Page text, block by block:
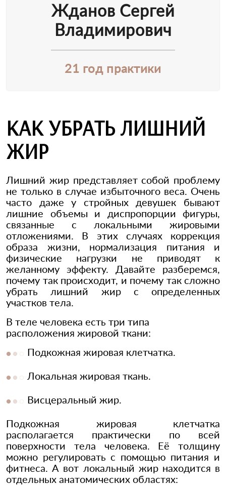
Жданов Сергей
Владимирович
21 год практики
КАК УБРАТЬ ЛИШНИЙ
ЖИР
Лишний жир представляет собой проблему
не только в случае избыточного веса. Очень
часто даже у стройных девушек бывают
лишние объемы и диспропорции фигуры,
связанные с локальными жировыми
отложениями. В этих случаях коррекция
образа жизни, нормализация питания и
физические нагрузки не приводят к
желанному эффекту. Давайте разберемся,
почему так происходит, и почему так сложно
убрать лишний жир с определенных
участков тела.
В теле человека есть три типа
расположения жировой ткани:
Подкожная жировая клетчатка.
Локальная жировая ткань.
Висцеральный жир.
Подкожная жировая клетчатка
располагается практически по всей
поверхности тела человека. Её толщину
можно регулировать с помощью питания и
фитнеса. А вот локальный жир находится в
отдельных анатомических областях: